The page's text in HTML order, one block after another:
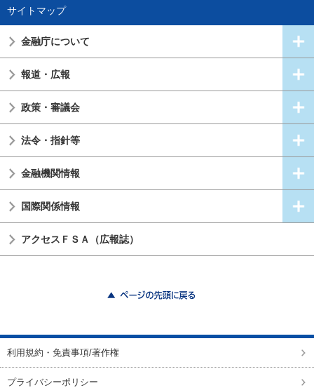
サイトマップ
金融庁について
報道・広報
政策・審議会
法令・指針等
金融機関情報
国際関係情報
アクセスＦＳＡ（広報誌）
利用規約・免責事項/著作権
プライバシーポリシー